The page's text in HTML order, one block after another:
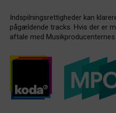
Indspilningsrettigheder kan
pågældende tracks. Hvis der er
aftale med Musikproducenternes